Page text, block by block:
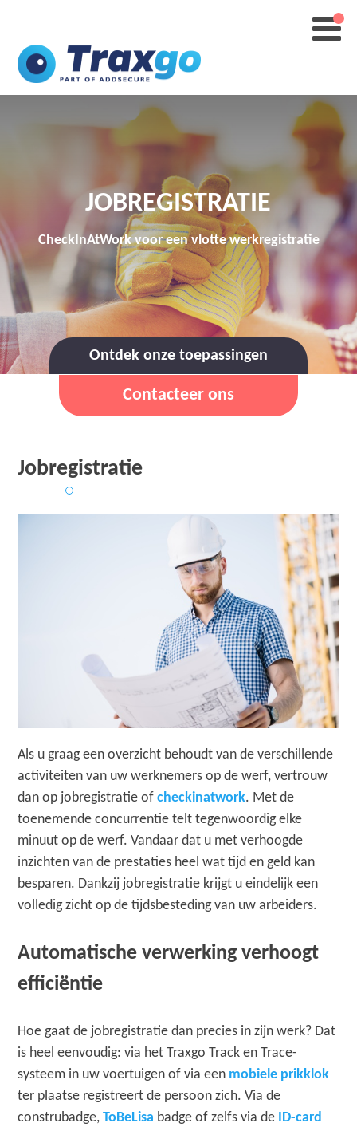
JOBREGISTRATIE
CheckInAtWork voor een vlotte werkregistratie
Ontdek onze toepassingen
Contacteer ons
Jobregistratie
Als u graag een overzicht behoudt van de verschillende
activiteiten van uw werknemers op de werf, vertrouw
dan op jobregistratie ofcheckinatwork. Met de
toenemende concurrentie telt tegenwoordig elke
minuut op de werf. Vandaar dat u met verhoogde
inzichten van de prestaties heel wat tijd en geld kan
besparen. Dankzij jobregistratie krijgt u eindelijk een
volledig zicht op de tijdsbesteding van uw arbeiders.
Automatische verwerking verhoogt
efficiëntie
Hoe gaat de jobregistratie dan precies in zijn werk? Dat
is heel eenvoudig: via het Traxgo Track en Trace-
systeem in uw voertuigen of via een mobiele prikklok
ter plaatse registreert de persoon zich. Via de
construbadge,ToBeLisa badge of zelfs via de ID-card